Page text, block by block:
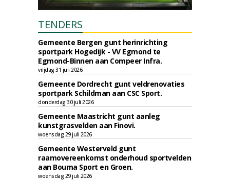
TENDERS
Gemeente Bergen gunt herinrichting
sportpark Hogedijk - VV Egmond te
Egmond-Binnen aan Compeer Infra.
vrijdag 31 juli 2026
Gemeente Dordrecht gunt veldrenovaties
sportpark Schildman aan CSC Sport.
donderdag 30 juli 2026
Gemeente Maastricht gunt aanleg
kunstgrasvelden aan Finovi.
woensdag 29 juli 2026
Gemeente Westerveld gunt
raamovereenkomst onderhoud sportvelden
aan Bouma Sport en Groen.
woensdag 29 juli 2026